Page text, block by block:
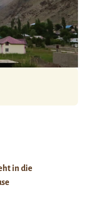
in die